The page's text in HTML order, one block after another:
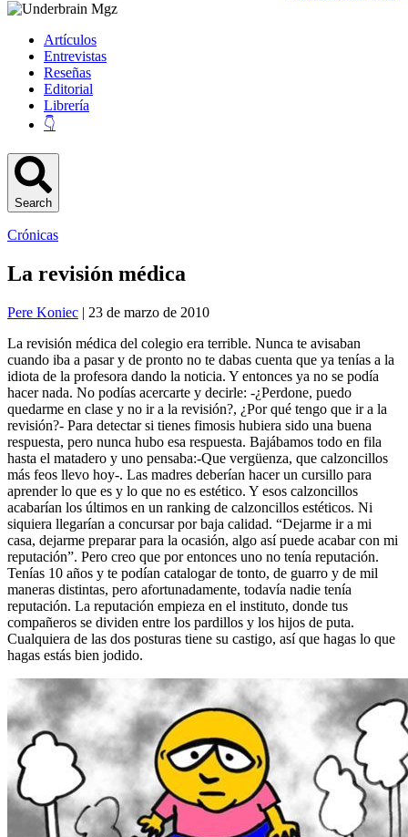
Artículos
Entrevistas
Reseñas
Editorial
Librería
👇
Search
Crónicas
La revisión médica
Pere Koniec | 23 de marzo de 2010
La revisión médica del colegio era terrible. Nunca te avisaban
cuando iba a pasar y de pronto no te dabas cuenta que ya tenías a la
idiota de la profesora dando la noticia. Y entonces ya no se podía
hacer nada. No podías acercarte y decirle: -¿Perdone, puedo
quedarme en clase y no ir a la revisión?, ¿Por qué tengo que ir a la
revisión?- Para detectar si tienes fimosis hubiera sido una buena
respuesta, pero nunca hubo esa respuesta. Bajábamos todo en fila
hasta el matadero y uno pensaba:-Que vergüenza, que calzoncillos
más feos llevo hoy-. Las madres deberían hacer un cursillo para
aprender lo que es y lo que no es estético. Y esos calzoncillos
acabarían los últimos en un ranking de calzoncillos estéticos. Ni
siquiera llegarían a concursar por baja calidad. “Dejarme ir a mi
casa, dejarme preparar para la ocasión, algo así puede acabar con mi
reputación”. Pero creo que por entonces uno no tenía reputación.
Tenías 10 años y te podían catalogar de tonto, de guarro y de mil
maneras distintas, pero afortunadamente, todavía nadie tenía
reputación. La reputación empieza en el instituto, donde tus
compañeros se dividen entre los pardillos y los hijos de puta.
Cualquiera de las dos posturas tiene su castigo, así que hagas lo que
hagas estás bien jodido.